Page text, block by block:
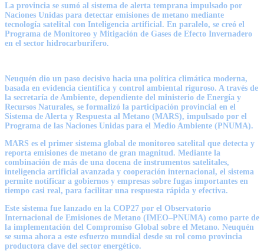
La provincia se sumó al sistema de alerta temprana impulsado por
Naciones Unidas para detectar emisiones de metano mediante
tecnología satelital con Inteligencia artificial. En paralelo, se creó el
Programa de Monitoreo y Mitigación de Gases de Efecto Invernadero
en el sector hidrocarburífero.
Neuquén dio un paso decisivo hacia una política climática moderna,
basada en evidencia científica y control ambiental riguroso. A través de
la secretaría de Ambiente, dependiente del ministerio de Energía y
Recursos Naturales, se formalizó la participación provincial en el
Sistema de Alerta y Respuesta al Metano (MARS), impulsado por el
Programa de las Naciones Unidas para el Medio Ambiente (PNUMA).
MARS es el primer sistema global de monitoreo satelital que detecta y
reporta emisiones de metano de gran magnitud. Mediante la
combinación de más de una docena de instrumentos satelitales,
inteligencia artificial avanzada y cooperación internacional, el sistema
permite notificar a gobiernos y empresas sobre fugas importantes en
tiempo casi real, para facilitar una respuesta rápida y efectiva.
Este sistema fue lanzado en la COP27 por el Observatorio
Internacional de Emisiones de Metano (IMEO–PNUMA) como parte de
la implementación del Compromiso Global sobre el Metano. Neuquén
se suma ahora a este esfuerzo mundial desde su rol como provincia
productora clave del sector energético.